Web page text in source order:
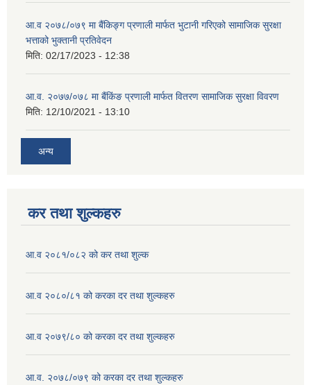
आ.व २०७८/०७९ मा बैंकिङ्ग प्रणाली मार्फत भुटानी गरिएको सामाजिक सुरक्षा
भत्ताको भुक्तानी प्रतिवेदन
मिति: 02/17/2023 - 12:38
आ.व. २०७७/०७८ मा बैंकिंङ प्रणाली मार्फत वितरण सामाजिक सुरक्षा विवरण
मिति: 12/10/2021 - 13:10
अन्य
कर तथा शुल्कहरु
आ.व २०८१/०८२ को कर तथा शुल्क
आ.व २०८०/८१ को करका दर तथा शुल्कहरु
आ.व २०७९/८० को करका दर तथा शुल्कहरु
आ.व. २०७८/०७९ को करका दर तथा शुल्कहरु